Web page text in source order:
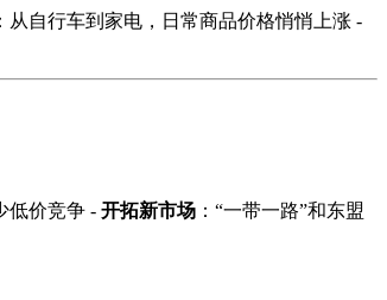
：从自行车到家电，日常商品价格悄悄上涨 -
低价竞争 - 开拓新市场 ：“一带一路”和东盟